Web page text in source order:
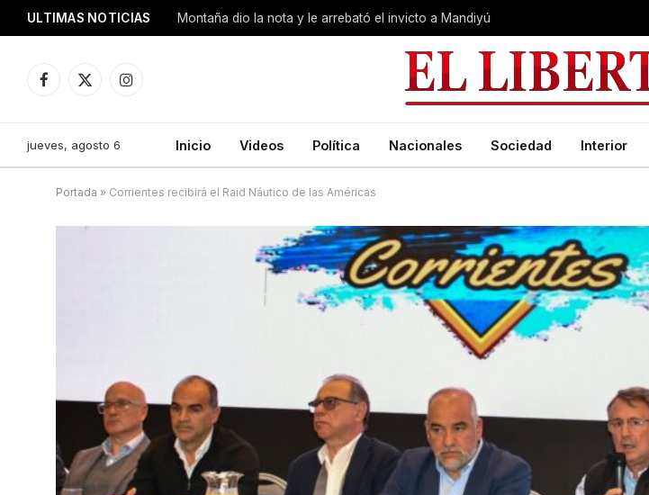
ULTIMAS NOTICIAS Montaña dio la nota y le arrebató el invicto a Mandiyú
Facebook
X
Instagram
jueves, agosto 6 Inicio Videos Política Nacionales Sociedad Interior
Portada » Corrientes recibirá el Raid Náutico de las Américas